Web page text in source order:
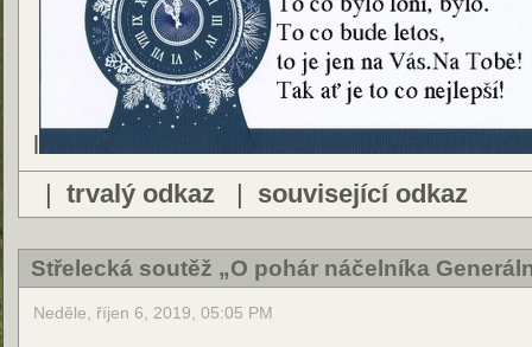
l
| trvalý odkaz | související odkaz
Střelecká soutěž „O pohár náčelníka
Neděle, říjen 6, 2019, 05:05 PM